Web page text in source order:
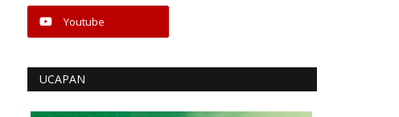
Youtube
UCAPAN